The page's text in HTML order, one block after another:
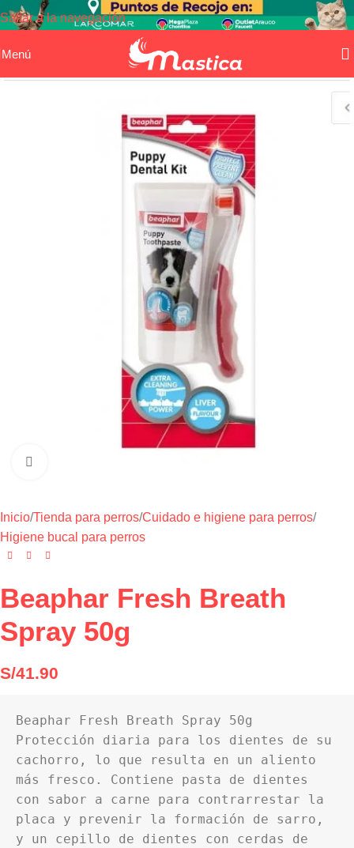
Saltar a la navegación
Saltar al contenido principal
Menú
Inicio/Tienda para perros/Cuidado e higiene para perros/
Higiene bucal para perros
Beaphar Fresh Breath
Spray 50g
S/41.90
Beaphar Fresh Breath Spray 50g
Protección diaria para los dientes de su
cachorro, lo que resulta en un aliento
más fresco. Contiene pasta de dientes
con sabor a carne para contrarrestar la
placa y prevenir la formación de sarro,
y un cepillo de dientes con cerdas de